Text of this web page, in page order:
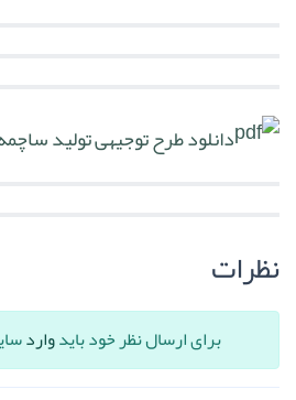
دانلود طرح توجیهی تولید
نظرات
برای ارسال نظر خود بایدوارد